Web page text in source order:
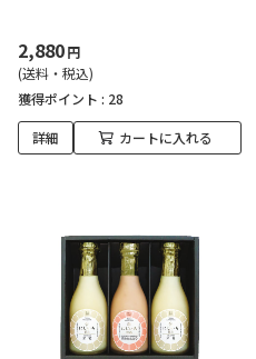
2,880円
(送料・税込)
獲得ポイント : 28
詳細 カートに入れる